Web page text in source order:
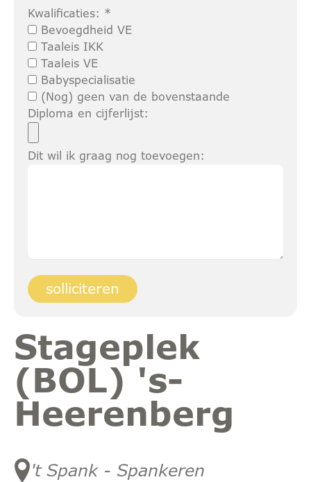
Kwalificaties: *
Bevoegdheid VE
Taaleis IKK
Taaleis VE
Babyspecialisatie
(Nog) geen van de bovenstaande
Diploma en cijferlijst:
Dit wil ik graag nog toevoegen:
Stageplek
(BOL) 's-
Heerenberg
't Spank - Spankeren